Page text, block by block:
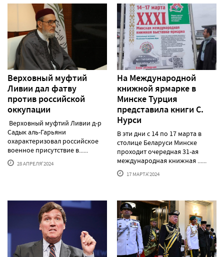
Верховный муфтий
Ливии дал фатву
против российской
оккупации
Верховный муфтий Ливии д-р
Садык аль-Гарьяни
охарактеризовал российское
военное присутствие в......
28 АПРЕЛЯ'2024
На Международной
книжной ярмарке в
Минске Турция
представила книги С.
Нурси
В эти дни с 14 по 17 марта в
столице Беларуси Минске
проходит очередная 31-ая
международная книжная ......
17 МАРТА'2024